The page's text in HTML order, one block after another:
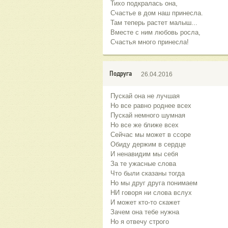
Тихо подкралась она,
Счастье в дом наш принесла.
Там теперь растет малыш...
Вместе с ним любовь росла,
Счастья много принесла!
Подруга 26.04.2016
Пускай она не лучшая
Но все равно роднее всех
Пускай немного шумная
Но все же ближе всех
Сейчас мы может в ссоре
Обиду держим в сердце
И ненавидим мы себя
За те ужасные слова
Что были сказаны тогда
Но мы друг друга понимаем
НИ говоря ни слова вслух
И может кто-то скажет
Зачем она тебе нужна
Но я отвечу строго